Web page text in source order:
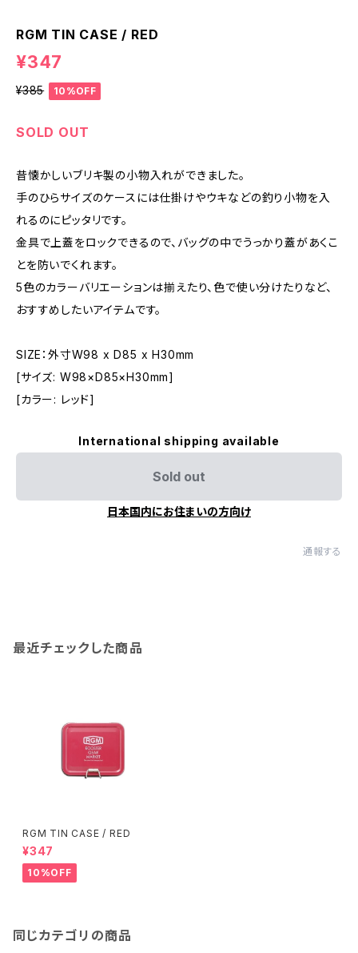
RGM TIN CASE / RED
¥347
¥385 10%OFF
SOLD OUT
昔懐かしいブリキ製の小物入れができました。
手のひらサイズのケースには仕掛けやウキなどの釣り小物を入
れるのにピッタリです。
金具で上蓋をロックできるので、バッグの中でうっかり蓋があくこ
とを防いでくれます。
5色のカラーバリエーションは揃えたり、色で使い分けたりなど、
おすすめしたいアイテムです。
SIZE：外寸W98 x D85 x H30mm
[サイズ: W98×D85×H30mm]
[カラー: レッド]
International shipping available
Sold out
日本国内にお住まいの方向け
通報する
最近チェックした商品
RGM TIN CASE / RED
¥347
10%OFF
同じカテゴリの商品